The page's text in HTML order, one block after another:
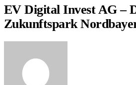
EV Digital Invest AG –
Zukunftspark